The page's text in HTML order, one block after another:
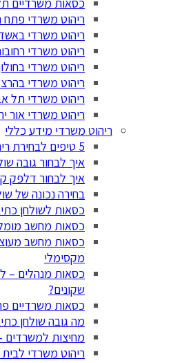
ריהוט משרדי פתח
ריהוט משרדי
ריהוט משרדי
ריהוט משרדי
ריהוט משרדי
ריהוט משרדי תל
ריהוט משרדי אור
ריהוט משרדי מידע כללי
5 טיפים לבחירת ריהוט משרדי מעוצב
איך לבחור גובה
איך לבחור דלפק
בחירה נכונה של
כסאות לשולחן
כסאות מחשב
כסאות מחשב
מקסימלי
כסאות מנהלים –
שקונים?
כסאות משרדיים
מה גובה שולחן
מחיצות
ריהוט משרדי לבית – 2021 עובדים גם